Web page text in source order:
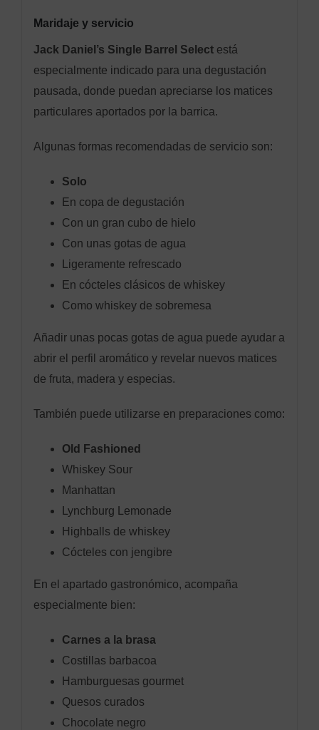
Maridaje y servicio
Jack Daniel’s Single Barrel Selectestá
especialmente indicado para una degustación
pausada, donde puedan apreciarse los matices
particulares aportados por la barrica.
Algunas formas recomendadas de servicio son:
Solo
En copa de degustación
Con un gran cubo de hielo
Con unas gotas de agua
Ligeramente refrescado
En cócteles clásicos de whiskey
Como whiskey de sobremesa
Añadir unas pocas gotas de agua puede ayudar a
abrir el perfil aromático y revelar nuevos matices
de fruta, madera y especias.
También puede utilizarse en preparaciones como:
Old Fashioned
Whiskey Sour
Manhattan
Lynchburg Lemonade
Highballs de whiskey
Cócteles con jengibre
En el apartado gastronómico, acompaña
especialmente bien:
Carnes a la brasa
Costillas barbacoa
Hamburguesas gourmet
Quesos curados
Chocolate negro